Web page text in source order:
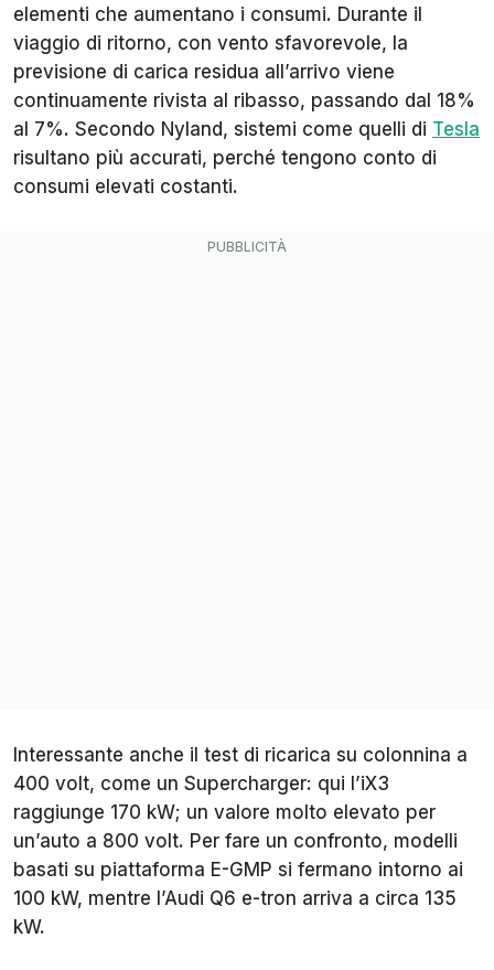
elementi che aumentano i consumi. Durante il
viaggio di ritorno, con vento sfavorevole, la
previsione di carica residua all’arrivo viene
continuamente rivista al ribasso, passando dal 18%
al 7%. Secondo Nyland, sistemi come quelli di Tesla
risultano più accurati, perché tengono conto di
consumi elevati costanti.
Interessante anche il test di ricarica su colonnina a
400 volt, come un Supercharger: qui l’iX3
raggiunge 170 kW; un valore molto elevato per
un’auto a 800 volt. Per fare un confronto, modelli
basati su piattaforma E-GMP si fermano intorno ai
100 kW, mentre l’Audi Q6 e-tron arriva a circa 135
kW.